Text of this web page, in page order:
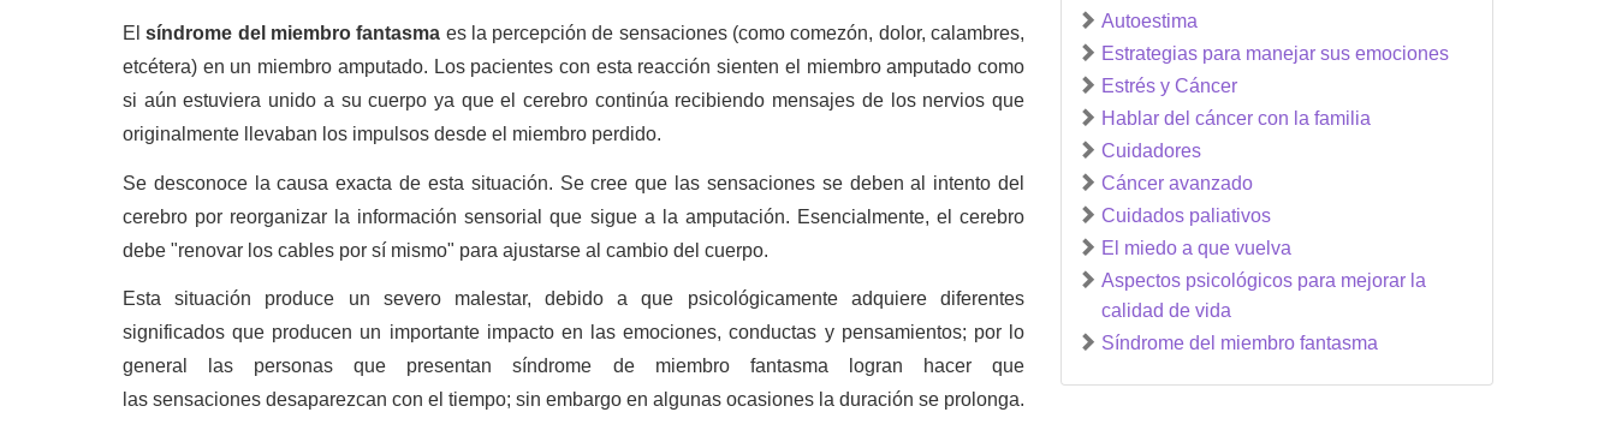
Elsíndrome del miembro fantasma es la percepción de sensaciones (como comezón, dolor, calambres,
etcétera) en un miembro amputado. Los pacientes con esta reacción sienten el miembro amputado como
si aún estuviera unido a su cuerpo ya que el cerebro continúa recibiendo mensajes de los nervios que
originalmente llevaban los impulsos desde el miembro perdido.
Se desconoce la causa exacta de esta situación. Se cree que las sensaciones se deben al intento del
cerebro por reorganizar la información sensorial que sigue a la amputación. Esencialmente, el cerebro
debe "renovar los cables por sí mismo" para ajustarse al cambio del cuerpo.
Esta situación produce un severo malestar, debido a que psicológicamente adquiere diferentes
significados que producen un importante impacto en las emociones, conductas y pensamientos; por lo
general las personas que presentan síndrome de miembro fantasma logran hacer que
las sensaciones desaparezcan con el tiempo; sin embargo en algunas ocasiones la duración se prolonga.
Autoestima
Estrategias para manejar sus emociones
Estrés y Cáncer
Hablar del cáncer con la familia
Cuidadores
Cáncer avanzado
Cuidados paliativos
El miedo a que vuelva
Aspectos psicológicos para mejorar la
calidad de vida
Síndrome del miembro fantasma